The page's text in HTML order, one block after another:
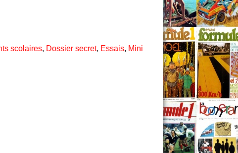
scolaires, Dossier secret, Essais, Mini